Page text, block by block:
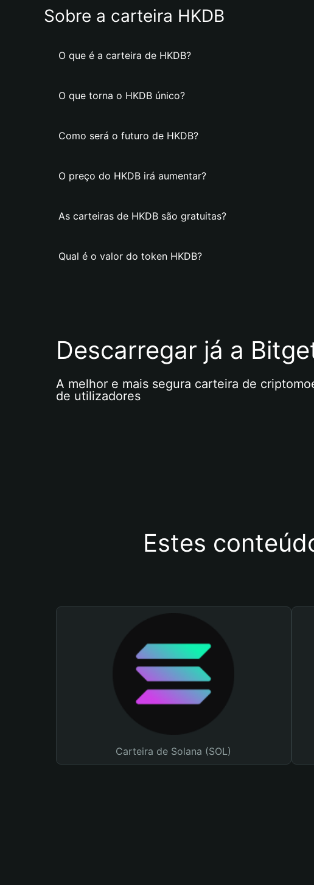
Sobre a carteira HKDB
O que é a carteira de HKDB?
O que torna o HKDB único?
Como será o futuro de HKDB?
O preço do HKDB irá aumentar?
As carteiras de HKDB são gratuitas?
Qual é o valor do token HKDB?
Descarregar já a
A melhor e mais segura carteira de
de utilizadores
Estes
Carteira de Solana (SOL)